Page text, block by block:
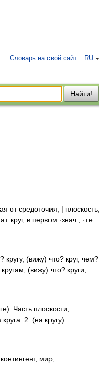
RU
Словарь на свой сайт
Найти!
от средоточия; | плоскость,
в первом ·знач., ·т.е.
(вижу) что? круг, чем?
(вижу) что? круги,
Часть плоскости,
2. (на кругу).
мир,